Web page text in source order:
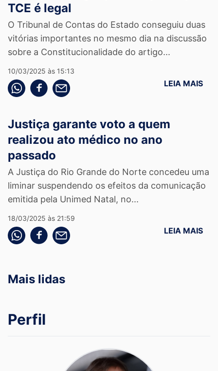
TCE é legal
O Tribunal de Contas do Estado conseguiu duas
vitórias importantes no mesmo dia na discussão
sobre a Constitucionalidade do artigo...
10/03/2025 às 15:13
Compartilhe pelo whatsapp
Compartilhar no facebook
Compartilhe pelo email LEIA MAIS
Justiça garante voto a quem
realizou ato médico no ano
passado
A Justiça do Rio Grande do Norte concedeu uma
liminar suspendendo os efeitos da comunicação
emitida pela Unimed Natal, no...
18/03/2025 às 21:59
Compartilhe pelo whatsapp
Compartilhar no facebook
Compartilhe pelo email LEIA MAIS
Mais lidas
Perfil